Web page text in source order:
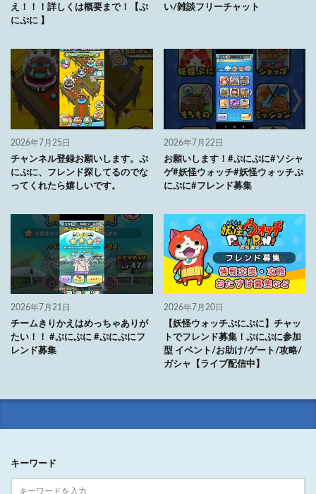
え！！！詳しくは概要まで！【ぷ
にぷに 】
い/雑談フリーチャット
2026年7月25日
チャンネル登録お願いします。ぷ
にぷに、フレンド探してるのでな
ってくれたら嬉しいです。
2026年7月22日
お願いします！#ぷにぷに#ソシャ
ゲ#妖怪ウォッチ#妖怪ウォッチぷ
にぷに#フレンド募集
2026年7月21日
チームきりかえはめっちゃありが
たい！！ #ぷにぷに #ぷにぷにフ
レンド募集
2026年7月20日
【妖怪ウォッチぷにぷに】チャッ
トでフレンド募集！ぷにぷに参加
型 イベント/お助け/ゲート/攻略/
ガシャ【ライブ配信中】
キーワード